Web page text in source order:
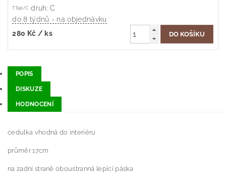
TT98/C druh: C
do 8 týdnů - na objednávku
280 Kč / ks
POPIS
DISKUZE
HODNOCENÍ
cedulka vhodná do interiéru
průměr 17cm
na zadní straně oboustranná lepící páska